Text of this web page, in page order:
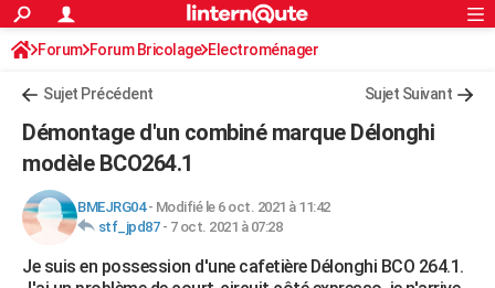
ACTUALITÉS
Politique
Société
Faits Divers
Education
Monde
Villes
+
Programme TV
Streaming
Sorties cinéma
Musique
FINANCE
Retraite
Impôts
Epargne
Immobilier
Risques naturels par ville
Banque
Assurance
Crédit
AUTO
Réserver un essai
Citadines
Forum auto
S'inscrire
Connexion
Forum Forum Bricolage Electroménager
Sujet Précédent Sujet Suivant
Démontage d'un combiné marque Délonghi
modèle BCO264.1
BMEJRG04- Modifié le 6 oct. 2021 à 11:42
stf_jpd87- 7 oct. 2021 à 07:28
Je suis en possession d'une cafetière Délonghi BCO 264.1.